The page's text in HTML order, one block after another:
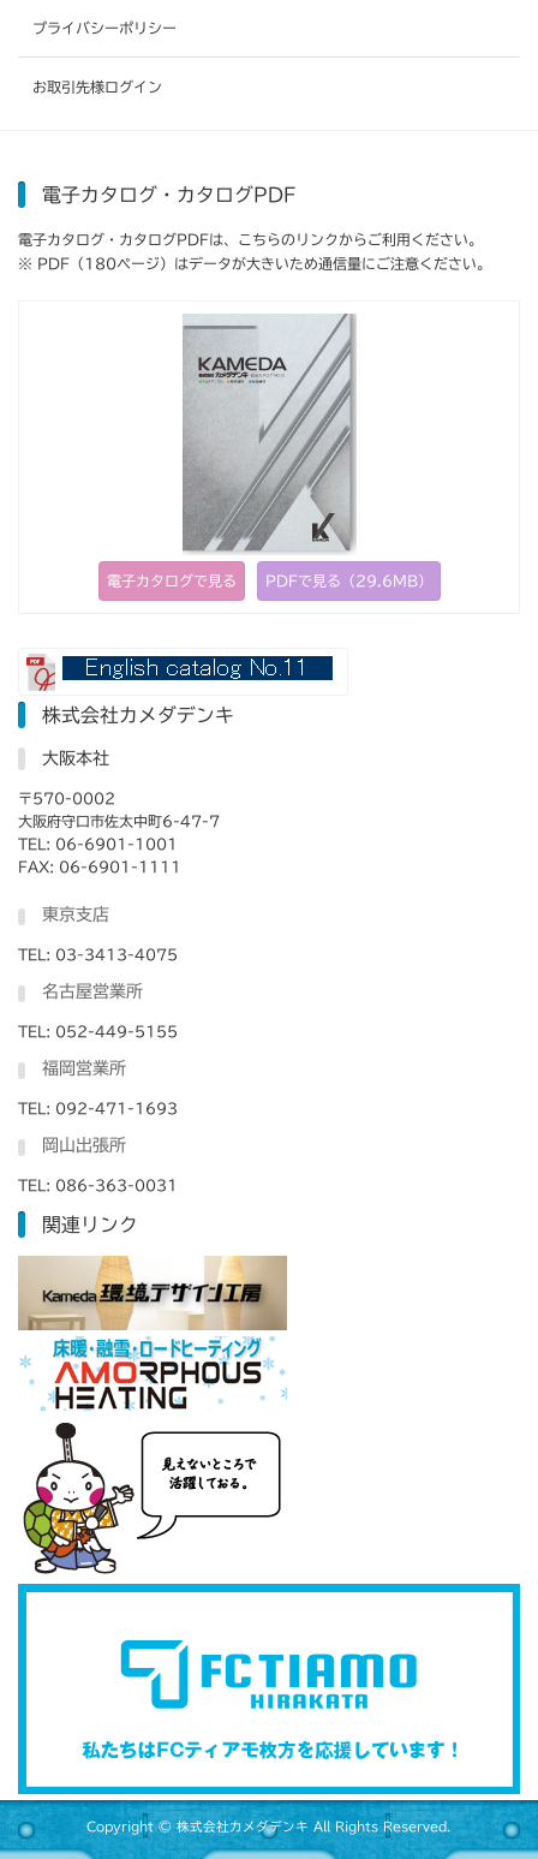
プライバシーポリシー
お取引先様ログイン
電子カタログ・カタログPDF
電子カタログ・カタログPDFは、こちらのリンクからご利用ください。
※ PDF（180ページ）はデータが大きいため通信量にご注意ください。
電子カタログで見る PDFで見る（29.6MB）
株式会社カメダデンキ
大阪本社
〒570-0002
大阪府守口市佐太中町6-47-7
TEL: 06-6901-1001
FAX: 06-6901-1111
東京支店
TEL: 03-3413-4075
名古屋営業所
TEL: 052-449-5155
福岡営業所
TEL: 092-471-1693
岡山出張所
TEL: 086-363-0031
関連リンク
Copyright © 株式会社カメダデンキ All Rights Reserved.